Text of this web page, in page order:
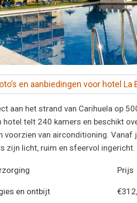
en aanbiedingen voor hotel La
aan het strand van Carihuela op
telt 240 kamers en beschikt
voorzien van airconditioning. Vanaf
zijn licht, ruim en sfeervol ingericht.
Prijs
en ontbijt